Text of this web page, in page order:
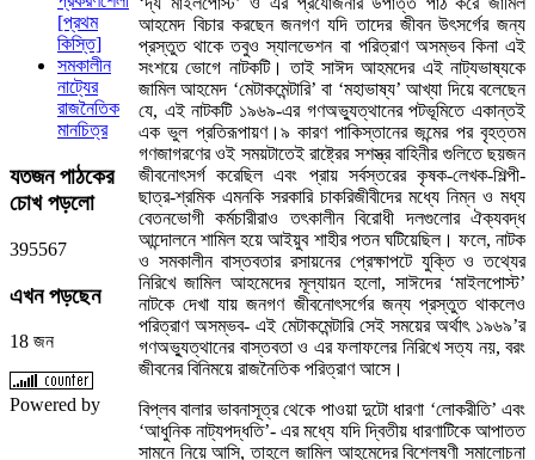
আহমেদ বিচার করছেন জনগণ যদি তাদের জীবন উৎসর্গের জন্য
প্রস্তুত থাকে তবুও স্যালভেশন বা পরিত্রাণ অসম্ভব কিনা এই
সংশয়ে ভোগে নাটকটি। তাই সাঈদ আহমদের এই নাট্যভাষ্যকে
জামিল আহমেদ ‘মেটাকমেন্টারি’ বা ‘মহাভাষ্য’ আখ্যা দিয়ে বলেছেন
যে, এই নাটকটি ১৯৬৯-এর গণঅভ্যুত্থানের পটভূমিতে একান্তই
এক ভুল প্রতিরূপায়ণ।৯ কারণ পাকিস্তানের জন্মের পর বৃহত্তম
গণজাগরণের ওই সময়টাতেই রাষ্ট্রের সশস্ত্র বাহিনীর গুলিতে ছয়জন
জীবনোৎসর্গ করেছিল এবং প্রায় সর্বস্তরের কৃষক-লেখক-শিল্পী-
ছাত্র-শ্রমিক এমনকি সরকারি চাকরিজীবীদের মধ্যে নিম্ন ও মধ্য
বেতনভোগী কর্মচারীরাও তৎকালীন বিরোধী দলগুলোর ঐক্যবদ্ধ
আন্দোলনে শামিল হয়ে আইয়ুব শাহীর পতন ঘটিয়েছিল। ফলে, নাটক
ও সমকালীন বাস্তবতার রসায়নের প্রেক্ষাপটে যুক্তি ও তথ্যের
নিরিখে জামিল আহমেদের মূল্যায়ন হলো, সাঈদের ‘মাইলপোস্ট’
নাটকে দেখা যায় জনগণ জীবনোৎসর্গের জন্য প্রস্তুত থাকলেও
পরিত্রাণ অসম্ভব- এই মেটাকমেন্টারি সেই সময়ের অর্থাৎ ১৯৬৯’র
গণঅভ্যুত্থানের বাস্তবতা ও এর ফলাফলের নিরিখে সত্য নয়, বরং
জীবনের বিনিময়ে রাজনৈতিক পরিত্রাণ আসে।
বিপ্লব বালার ভাবনাসূত্র থেকে পাওয়া দুটো ধারণা ‘লোকরীতি’ এবং
‘আধুনিক নাট্যপদ্ধতি’- এর মধ্যে যদি দ্বিতীয় ধারণাটিকে আপাতত
সামনে নিয়ে আসি, তাহলে জামিল আহমেদের বিশ্লেষণী সমালোচনা
[প্রথম
কিস্তি]
সমকালীন
নাট্যের
রাজনৈতিক
মানচিত্র
যতজনপাঠকের
চোখ পড়লো
395567
এখনপড়ছেন
18 জন
Powered by